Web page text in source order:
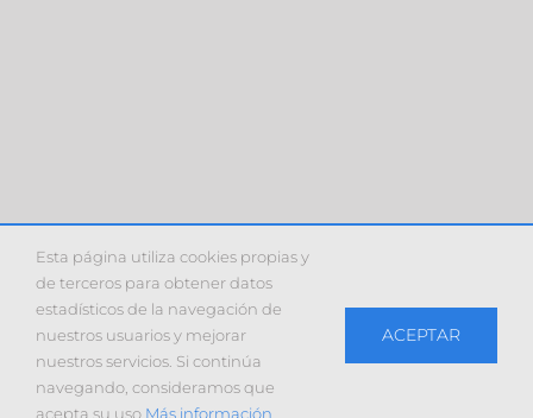
Esta página utiliza cookies propias y
de terceros para obtener datos
estadísticos de la navegación de
nuestros usuarios y mejorar
nuestros servicios. Si continúa
navegando, consideramos que
acepta su uso Más información
ACEPTAR